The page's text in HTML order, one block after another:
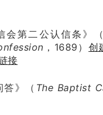
会第二公认信条》（
，1689） 创
接
答》（ The Baptist